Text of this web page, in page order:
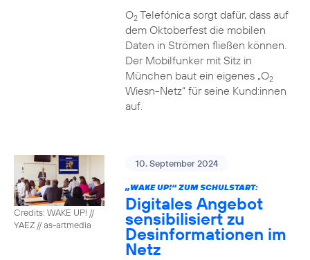
O2Telefónica sorgt dafür, dass auf
dem Oktoberfest die mobilen
Daten in Strömen fließen können.
Der Mobilfunker mit Sitz in
München baut ein eigenes „O2
Wiesn-Netz“ für seine Kund:innen
auf.
Credits: WAKE UP! //
YAEZ // as-artmedia
10. September 2024
„WAKE UP!“ ZUM SCHULSTART:
Digitales Angebot
sensibilisiert zu
Desinformationen im
Netz